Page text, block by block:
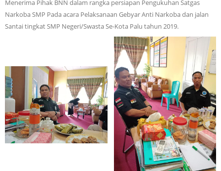
Menerima Pihak BNN dalam rangka persiapan Pengukuhan Satgas
Narkoba SMP Pada acara Pelaksanaan Gebyar Anti Narkoba dan jalan
Santai tingkat SMP Negeri/Swasta Se-Kota Palu tahun 2019.